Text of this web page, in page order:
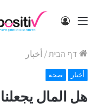
תפריט התחבר
דף הבית/ أخبار
أخبار صحة
هل المال